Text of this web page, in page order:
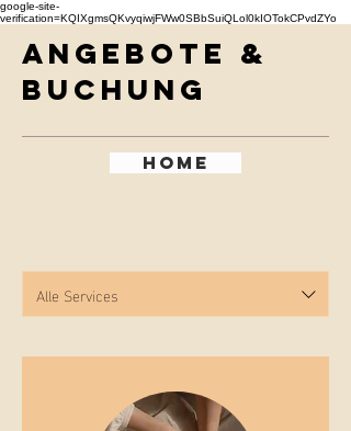
google-site-
verification=KQIXgmsQKvyqiwjFWw0SBbSuiQLol0kIOTokCPvdZYo
Angebote &
Buchung
Home
Alle Services